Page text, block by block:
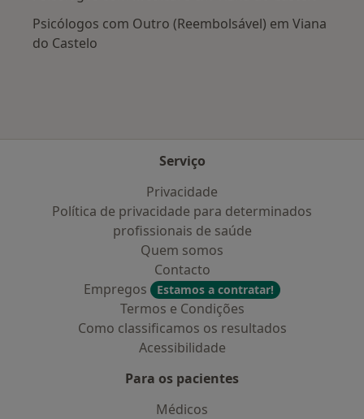
Psicólogos com Outro (Reembolsável) em Viana
do Castelo
Serviço
Privacidade
Política de privacidade para determinados
profissionais de saúde
Quem somos
Contacto
Empregos
Estamos a contratar!
Termos e Condições
Como classificamos os resultados
Acessibilidade
Para os pacientes
Médicos